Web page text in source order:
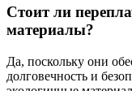
Стоит ли
материалы?
Да, поскольку они
долговечность и